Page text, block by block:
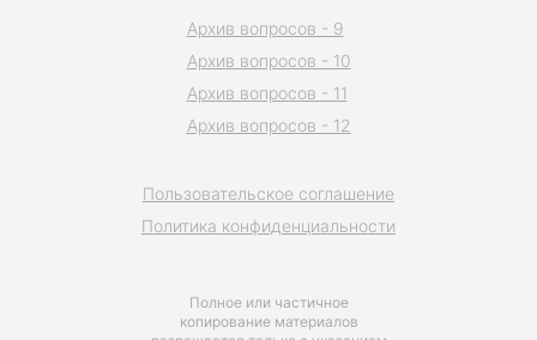
Полное или частичное
копирование материалов
Пользовательское соглашение
Политика конфиденциальности
Архив вопросов - 9
Архив вопросов - 10
Архив вопросов - 11
Архив вопросов - 12